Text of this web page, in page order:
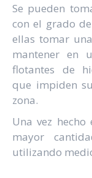
Se pueden
con el grado
ellas tomar
mantener en
flotantes de
que impiden
zona.
Una vez
mayor
utilizando